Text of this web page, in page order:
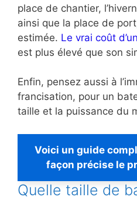
place de chantier,
ainsi que la place de
estimée. Le vrai coût
est plus élevé que son
Enfin, pensez aussi à
francisation, pour un
taille et la puissance du
Voici un guide
façon précise le
Quelle taille de